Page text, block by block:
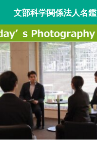
文部科学関係法人名鑑